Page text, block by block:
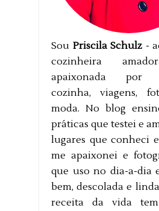
Sou Priscila Schulz -
cozinheira
apaixonada por
cozinha, viagens,
moda. No blog
práticas que testei e
lugares que conheci
me apaixonei e
que uso no dia-a-dia
bem, descolada e
receita da vida